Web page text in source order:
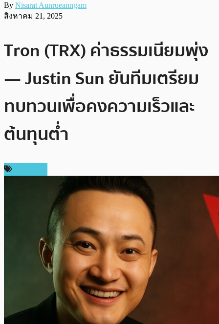
By Nisarat Aunrueanngam
สิงหาคม 21, 2025
Tron (TRX) ค่าธรรมเนียมพุ่ง
— Justin Sun ยันทีมเตรียม
ทบทวนเพื่อคงความเร็วและ
ต้นทุนต่ำ